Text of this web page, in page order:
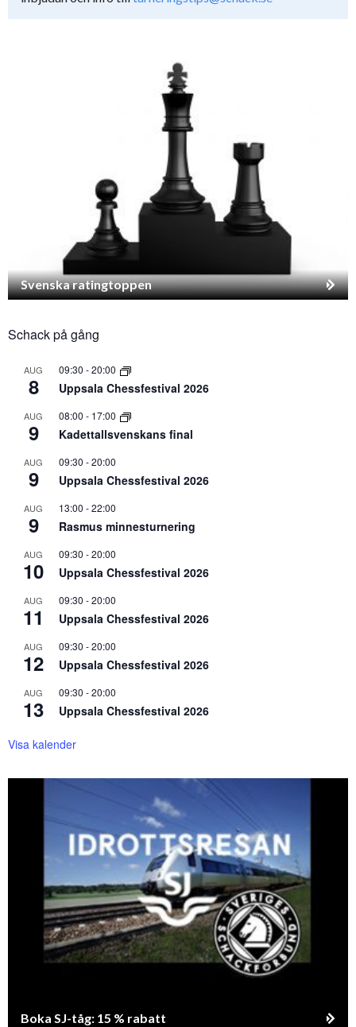
Svenska ratingtoppen
Schack på gång
AUG
8
09:30 -20:00
Uppsala Chessfestival 2026
AUG
9
08:00 - 17:00
Kadettallsvenskans final
AUG
9
09:30 -20:00
Uppsala Chessfestival 2026
AUG
9
13:00 -22:00
Rasmus minnesturnering
AUG
10
09:30 -20:00
Uppsala Chessfestival 2026
AUG
11
09:30 -20:00
Uppsala Chessfestival 2026
AUG
12
09:30 -20:00
Uppsala Chessfestival 2026
AUG
13
09:30 -20:00
Uppsala Chessfestival 2026
Visa kalender
Boka SJ-tåg: 15 % rabatt